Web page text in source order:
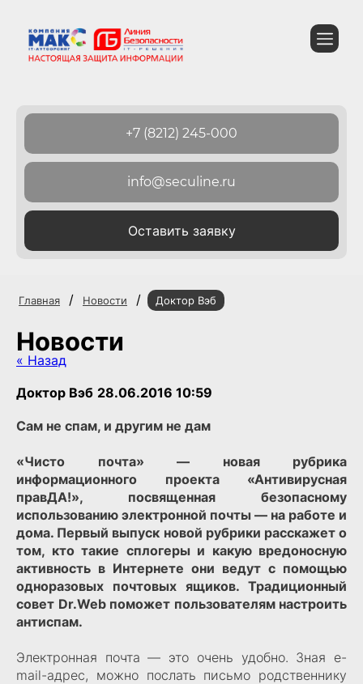
+7 (8212) 245-000
info@seculine.ru
Оставить заявку
Главная / Новости / Доктор Вэб
Новости
« Назад
Доктор Вэб 28.06.2016 10:59
Сам не спам, и другим не дам
«Чисто почта» — новая рубрика
информационного проекта «Антивирусная
правДА!», посвященная безопасному
использованию электронной почты — на работе и
дома. Первый выпуск новой рубрики расскажет о
том, кто такие сплогеры и какую вредоносную
активность в Интернете они ведут с помощью
одноразовых почтовых ящиков. Традиционный
совет Dr.Web поможет пользователям настроить
антиспам.
Электронная почта — это очень удобно. Зная e-
mail-адрес, можно послать письмо родственнику